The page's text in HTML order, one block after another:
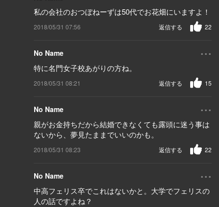
私の会社のおつぼねーずは50代でお花畑にいますよ！
2018/05/31 07:56 22
返信する
No Name ...
特に名門女子校あがりの方ね。
2018/05/31 08:21 15
返信する
No Name ...
親がお金持ちだから結婚できなくても露頭に迷う事は
ないから、夢見たままでいいのかも。
2018/05/31 08:23 22
返信する
No Name ...
中高フェリス卒でこれはないかと。大学でフェリスの
人の話ですよね？